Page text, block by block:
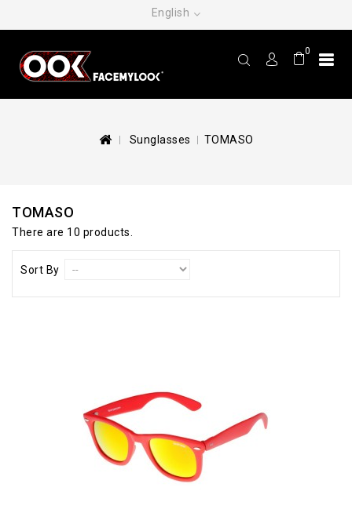
English
0
Sunglasses TOMASO
TOMASO
There are 10 products.
Sort By